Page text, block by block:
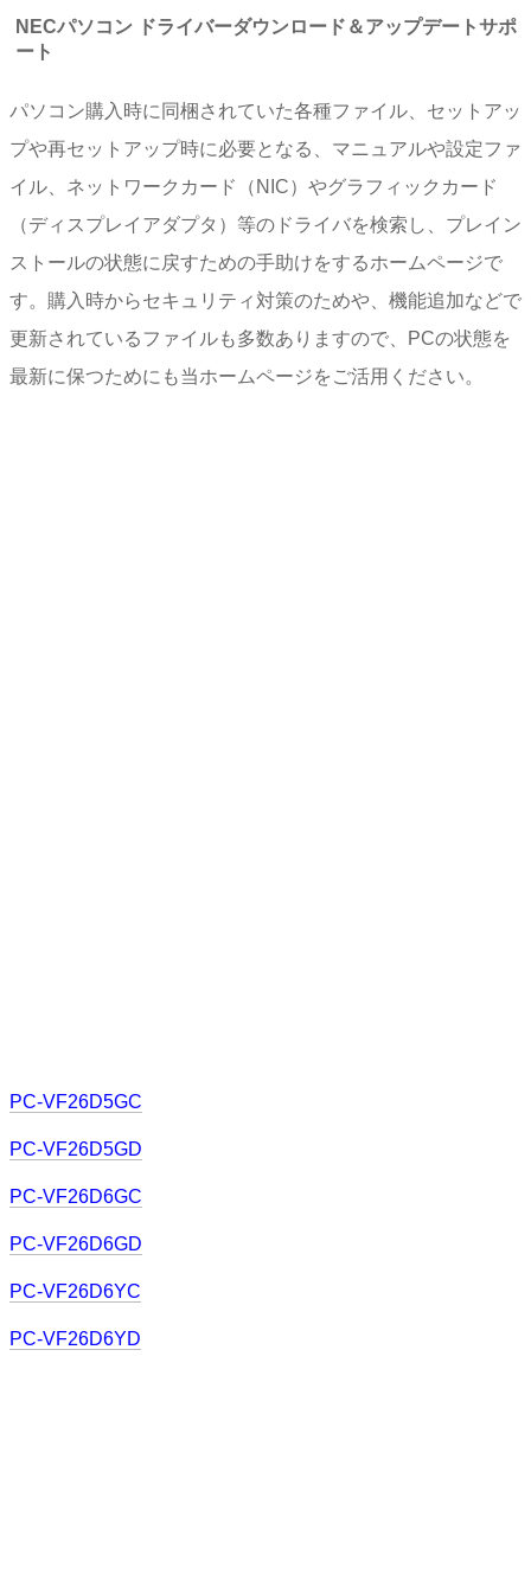
NECパソコン ドライバーダウンロード＆アップデートサポ
ート
パソコン購入時に同梱されていた各種ファイル、セットアッ
プや再セットアップ時に必要となる、マニュアルや設定ファ
イル、ネットワークカード（NIC）やグラフィックカード
（ディスプレイアダプタ）等のドライバを検索し、プレイン
ストールの状態に戻すための手助けをするホームページで
す。購入時からセキュリティ対策のためや、機能追加などで
更新されているファイルも多数ありますので、PCの状態を
最新に保つためにも当ホームページをご活用ください。
PC-VF26D5GC
PC-VF26D5GD
PC-VF26D6GC
PC-VF26D6GD
PC-VF26D6YC
PC-VF26D6YD